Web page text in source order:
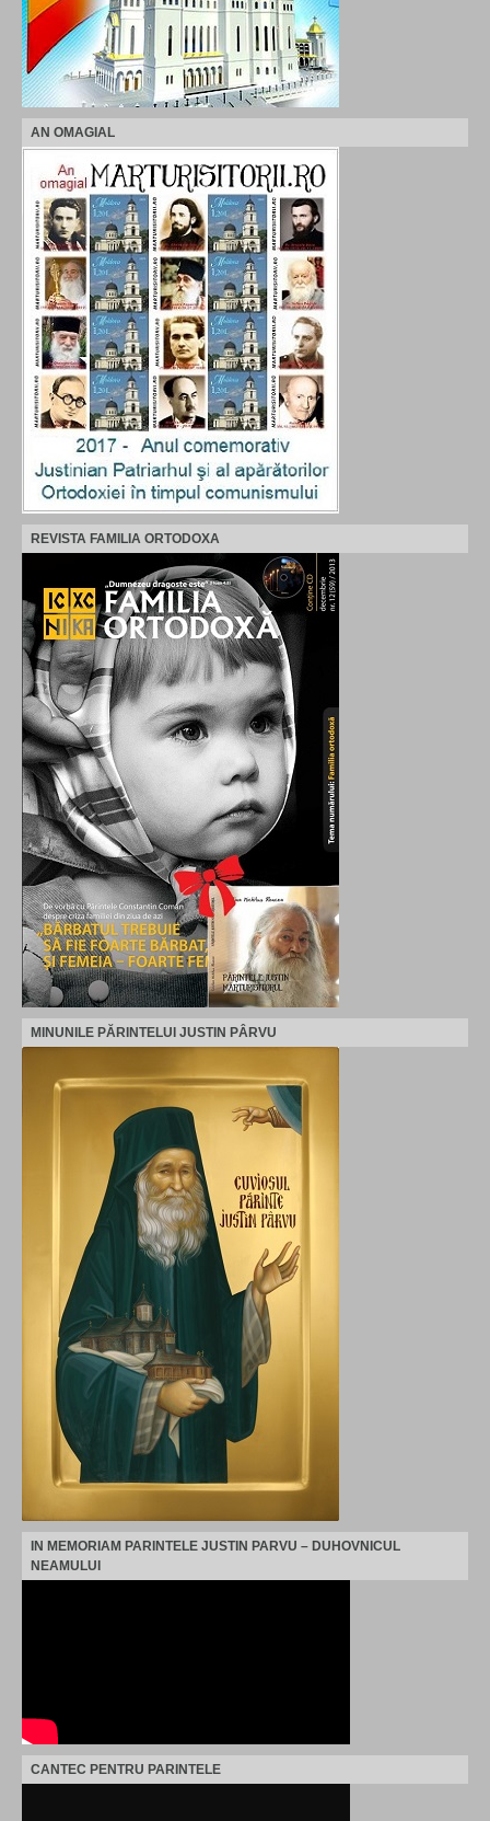
AN OMAGIAL
REVISTA FAMILIA ORTODOXA
MINUNILE PĂRINTELUI JUSTIN PÂRVU
IN MEMORIAM PARINTELE JUSTIN PARVU – DUHOVNICUL
NEAMULUI
CANTEC PENTRU PARINTELE